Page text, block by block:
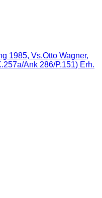
1985, Vs.Otto Wagner,
Ank 286/P.151) Erh.